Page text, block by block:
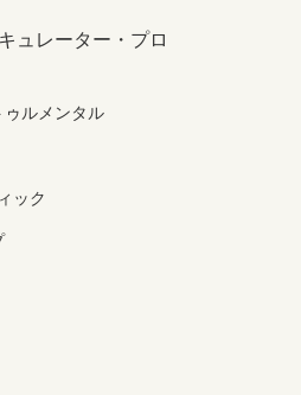
ュレーター・プロ
ゥルメンタル
ック